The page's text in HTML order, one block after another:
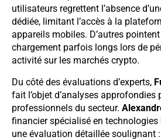
utilisateurs regrettent l’absence
dédiée, limitant l’accès à la
appareils mobiles. D’autres
chargement parfois longs lors de
activité sur les marchés crypto.
Du côté des évaluations d’experts,
fait l’objet d’analyses approfondies
professionnels du secteur.
financier spécialisé en
une évaluation détaillée soulignant